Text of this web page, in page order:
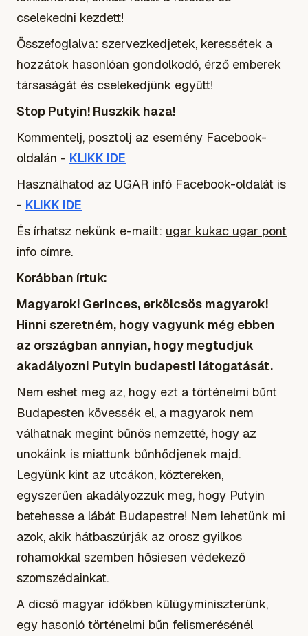
cselekedni kezdett!
Összefoglalva: szervezkedjetek, keressétek a
hozzátok hasonlóan gondolkodó, érző emberek
társaságát és cselekedjünk együtt!
Stop Putyin! Ruszkik haza!
Kommentelj, posztolj az esemény Facebook-
oldalán - KLIKK IDE
Használhatod az UGAR infó Facebook-oldalát is
- KLIKK IDE
És írhatsz nekünk e-mailt: ugar kukac ugar pont
info címre.
Korábban írtuk:
Magyarok! Gerinces, erkölcsös magyarok!
Hinni szeretném, hogy vagyunk még ebben
az országban annyian, hogy megtudjuk
akadályozni Putyin budapesti látogatását.
Nem eshet meg az, hogy ezt a történelmi bűnt
Budapesten kövessék el, a magyarok nem
válhatnak megint bűnös nemzetté, hogy az
unokáink is miattunk bűnhődjenek majd.
Legyünk kint az utcákon, köztereken,
egyszerűen akadályozzuk meg, hogy Putyin
betehesse a lábát Budapestre! Nem lehetünk mi
azok, akik hátbaszúrják az orosz gyilkos
rohamokkal szemben hősiesen védekező
szomszédainkat.
A dicső magyar időkben külügyminiszterünk,
egy hasonló történelmi bűn felismerésénél